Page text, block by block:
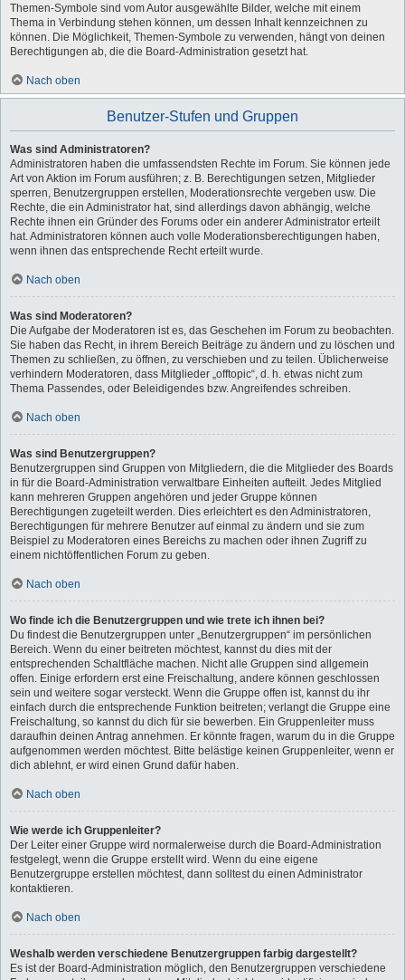
Themen-Symbole sind vom Autor ausgewählte Bilder, welche mit einem
Thema in Verbindung stehen können, um dessen Inhalt kennzeichnen zu
können. Die Möglichkeit, Themen-Symbole zu verwenden, hängt von deinen
Berechtigungen ab, die die Board-Administration gesetzt hat.
Nach oben
Benutzer-Stufen und Gruppen
Was sind Administratoren?
Administratoren haben die umfassendsten Rechte im Forum. Sie können jede
Art von Aktion im Forum ausführen; z. B. Berechtigungen setzen, Mitglieder
sperren, Benutzergruppen erstellen, Moderationsrechte vergeben usw. Die
Rechte, die ein Administrator hat, sind allerdings davon abhängig, welche
Rechte ihnen ein Gründer des Forums oder ein anderer Administrator erteilt
hat. Administratoren können auch volle Moderationsberechtigungen haben,
wenn ihnen das entsprechende Recht erteilt wurde.
Nach oben
Was sind Moderatoren?
Die Aufgabe der Moderatoren ist es, das Geschehen im Forum zu beobachten.
Sie haben das Recht, in ihrem Bereich Beiträge zu ändern und zu löschen und
Themen zu schließen, zu öffnen, zu verschieben und zu teilen. Üblicherweise
verhindern Moderatoren, dass Mitglieder „offtopic“, d. h. etwas nicht zum
Thema Passendes, oder Beleidigendes bzw. Angreifendes schreiben.
Nach oben
Was sind Benutzergruppen?
Benutzergruppen sind Gruppen von Mitgliedern, die die Mitglieder des Boards
in für die Board-Administration verwaltbare Einheiten aufteilt. Jedes Mitglied
kann mehreren Gruppen angehören und jeder Gruppe können
Berechtigungen zugeteilt werden. Dies erleichtert es den Administratoren,
Berechtigungen für mehrere Benutzer auf einmal zu ändern und sie zum
Beispiel zu Moderatoren eines Bereichs zu machen oder ihnen Zugriff zu
einem nichtöffentlichen Forum zu geben.
Nach oben
Wo finde ich die Benutzergruppen und wie trete ich ihnen bei?
Du findest die Benutzergruppen unter „Benutzergruppen“ im persönlichen
Bereich. Wenn du einer beitreten möchtest, kannst du dies mit der
entsprechenden Schaltfläche machen. Nicht alle Gruppen sind allgemein
offen. Einige erfordern erst eine Freischaltung, andere können geschlossen
sein und weitere sogar versteckt. Wenn die Gruppe offen ist, kannst du ihr
einfach durch die entsprechende Funktion beitreten; verlangt die Gruppe eine
Freischaltung, so kannst du dich für sie bewerben. Ein Gruppenleiter muss
daraufhin deinen Antrag annehmen. Er könnte fragen, warum du in die Gruppe
aufgenommen werden möchtest. Bitte belästige keinen Gruppenleiter, wenn er
dich ablehnt, er wird einen Grund dafür haben.
Nach oben
Wie werde ich Gruppenleiter?
Der Leiter einer Gruppe wird normalerweise durch die Board-Administration
festgelegt, wenn die Gruppe erstellt wird. Wenn du eine eigene
Benutzergruppe erstellen möchtest, dann solltest du einen Administrator
kontaktieren.
Nach oben
Weshalb werden verschiedene Benutzergruppen farbig dargestellt?
Es ist der Board-Administration möglich, den Benutzergruppen verschiedene